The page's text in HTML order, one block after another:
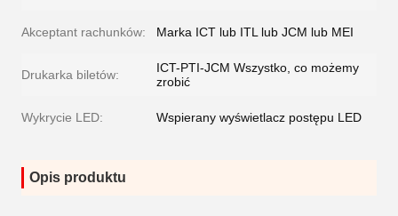
Akceptant rachunków: Marka ICT lub ITL lub JCM lub MEI
Drukarka biletów:
ICT-PTI-JCM Wszystko, co możemy
zrobić
Wykrycie LED: Wspierany wyświetlacz postępu LED
Opis produktu